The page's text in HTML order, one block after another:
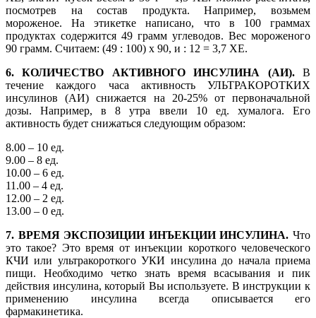
посмотрев на состав продукта. Например, возьмем
мороженое. На этикетке написано, что в 100 граммах
продуктах содержится 49 грамм углеводов. Вес мороженого
90 грамм. Считаем: (49 : 100) х 90, и : 12 = 3,7 ХЕ.
6. КОЛИЧЕСТВО АКТИВНОГО ИНСУЛИНА (АИ).В
течение каждого часа активность УЛЬТРАКОРОТКИХ
инсулинов (АИ) снижается на 20-25% от первоначальной
дозы. Например, в 8 утра ввели 10 ед. хумалога. Его
активность будет снижаться следующим образом:
8.00 – 10 ед.
9.00 – 8 ед.
10.00 – 6 ед.
11.00 – 4 ед.
12.00 – 2 ед.
13.00 – 0 ед.
7. ВРЕМЯ ЭКСПОЗИЦИИ ИНЪЕКЦИИ ИНСУЛИНА. Что
это такое? Это время от инъекции короткого человеческого
КЧИ или ультракороткого УКИ инсулина до начала приема
пищи. Необходимо четко знать время всасывания и пик
действия инсулина, который Вы используете. В инструкции к
применению инсулина всегда описывается его
фармакинетика.